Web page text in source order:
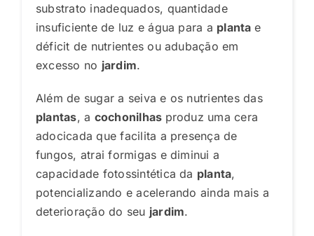
substrato inadequados, quantidade
insuficiente de luz e água para a planta e
déficit de nutrientes ou adubação em
excesso no jardim.
Além de sugar a seiva e os nutrientes das
plantas, a cochonilhas produz uma cera
adocicada que facilita a presença de
fungos, atrai formigas e diminui a
capacidade fotossintética da planta,
potencializando e acelerando ainda mais a
deterioração do seu jardim.